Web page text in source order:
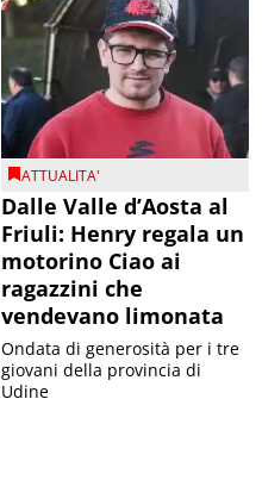
ATTUALITA'
Dalle Valle d’Aosta al
Friuli: Henry regala un
motorino Ciao ai
ragazzini che
vendevano limonata
Ondata di generosità per i tre
giovani della provincia di
Udine